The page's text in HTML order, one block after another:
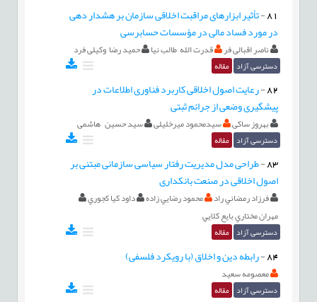
81
-تأثیر ابزارهای مراقبت اخلاقی سازمان بر هشدار دهی
در مورد فساد مالی در مؤسسات حسابرسی
ناصر اقبالی فر قدرت الله طالب نیا حمید رضا وکیلی فرد
دسترسی آزاد مقاله
82
-رعایت اصول اخلاقی کاربرد فناوری اطلاعات در
پیشگیری وضعی از جرائم ثبتی
بهروز ساکی سیدمحمود میرخلیلی سید حسین هاشمی
دسترسی آزاد مقاله
83
-طراحی مدل مدیریت رفتار سیاسی سازمانی مبتنی بر
اصول اخلاقی در صنعت بانکداری
فرزاد رمضاني راد محمود رضايي زاده
داود كيا كجوري
مهران مختاري بايع كلايي
دسترسی آزاد مقاله
84
-رابطه دین و اخلاق (با رویکرد فلسفی)
معصومه سعید
دسترسی آزاد مقاله